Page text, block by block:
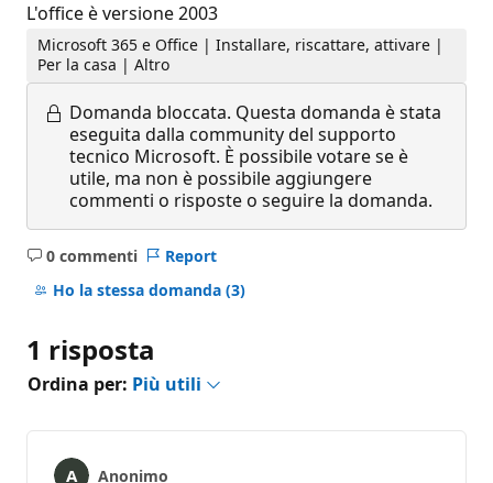
L'office è versione 2003
Microsoft 365 e Office | Installare, riscattare, attivare |
Per la casa | Altro
Domanda bloccata. Questa domanda è stata
eseguita dalla community del supporto
tecnico Microsoft. È possibile votare se è
utile, ma non è possibile aggiungere
commenti o risposte o seguire la domanda.
0 commenti
Nessun
commento
Report
Ho la stessa domanda (3)
1 risposta
Ordina per: Più utili
Anonimo